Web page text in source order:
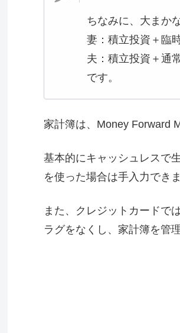
ちなみに、大まか
妻：積立投資＋臨
夫：積立投資＋通
です。
家計簿は、Money Forward
基本的にキャッシュレスで
を使った場合は手入力できま
また、クレジットカードで
ラグをなくし、家計簿を管